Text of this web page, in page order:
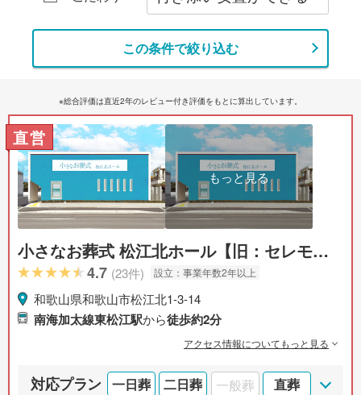
この条件で絞り込む
※総合評価は直近2年のレビュー付き評価をもとに算出しています。
直営
もっと見る
小さなお葬式 松江北ホール【旧：セレモニ
ーハウス 松江北】
4.7 (23件) 設立： 事業年数2年以上
和歌山県和歌山市松江北1-3-14
南海加太線東松江駅から徒歩約2分
アクセス情報についてもっと見る
対応プラン 一日葬 二日葬 一般葬 直葬